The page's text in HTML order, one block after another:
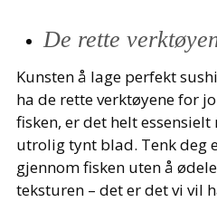
De rette
Kunsten å lage perfekt
ha de rette verktøyene for
fisken, er det helt
utrolig tynt blad. Tenk deg
gjennom fisken uten å
teksturen – det er det vi vil